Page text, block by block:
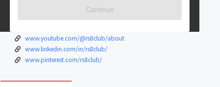
Continue
www.youtube.com/@rs8club/about
www.linkedin.com/in/rs8club/
www.pinterest.com/rs8club/